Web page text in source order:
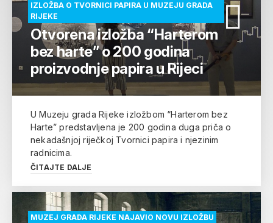
IZLOŽBA O TVORNICI PAPIRA U MUZEJU GRADA
RIJEKE
Otvorena izložba “Harterom
bez harte” o 200 godina
proizvodnje papira u Rijeci
U Muzeju grada Rijeke izložbom “Harterom bez
Harte” predstavljena je 200 godina duga priča o
nekadašnjoj riječkoj Tvornici papira i njezinim
radnicima.
ČITAJTE DALJE
MUZEJ GRADA RIJEKE NAJAVIO NOVU IZLOŽBU